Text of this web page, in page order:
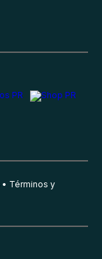
Términos y